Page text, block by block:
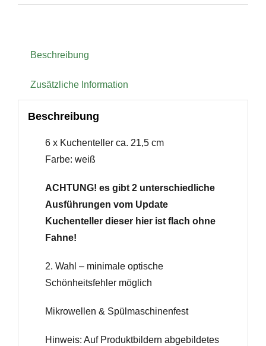
Beschreibung
Zusätzliche Information
Beschreibung
6 x Kuchenteller ca. 21,5 cm
Farbe: weiß
ACHTUNG! es gibt 2 unterschiedliche
Ausführungen vom Update
Kuchenteller dieser hier ist flach ohne
Fahne!
2. Wahl – minimale optische
Schönheitsfehler möglich
Mikrowellen & Spülmaschinenfest
Hinweis: Auf Produktbildern abgebildetes